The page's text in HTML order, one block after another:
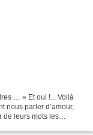
… » Et oui !... Voilà
nous parler d’amour,
de leurs mots les